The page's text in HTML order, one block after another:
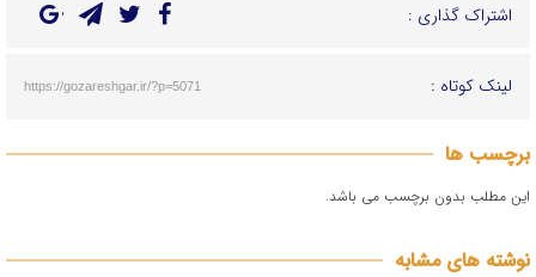
اشتراک گذاری :
لینک کوتاه : https://gozareshgar.ir/?p=5071
برچسب ها
این مطلب بدون برچسب می باشد.
نوشته های مشابه